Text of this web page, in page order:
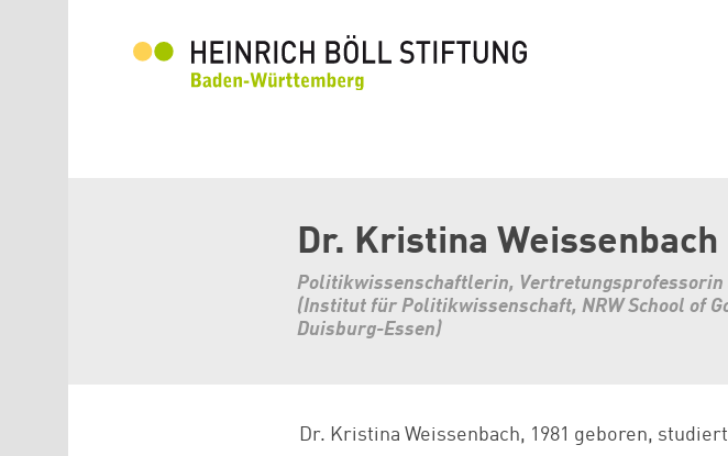
Dr. Kristina Weissenbach
Politikwissenschaftlerin, Vertretungsprofessorin
(Institut für Politikwissenschaft, NRW School of
Duisburg-Essen)
Dr. Kristina Weissenbach, 1981 geboren,